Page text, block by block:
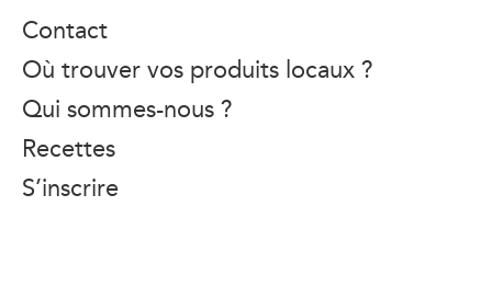
Contact
Où trouver vos produits locaux ?
Qui sommes-nous ?
Recettes
S’inscrire